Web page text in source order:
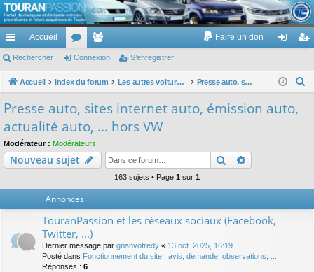
TouranPassion
Le forum des propriétaires ou futurs acquéreurs du Volkswagen Touran
cc
ès
de
Accueil
or
u
e
m
Faire un don
ne nr
Rechercher Connexion S’enregistrer
Accueil Index du forum Les autres voitures et ce qui touche à la voiture Presse auto, sites internet auto, émission auto, actualité auto, ... hors VW
h
Presse auto, sites internet auto, émission auto,
actualité auto, ... hors VW
Modérateur : Modérateurs
Nouveau sujet Rechercher
163 sujets • Page 1 sur 1
Annonces
TouranPassion et les réseaux sociaux (Facebook,
Twitter, ...)
Dernier message par gnanvofredy « 13 oct. 2025, 16:19
Posté dans Fonctionnement du site : avis, demande, observations, ...
Réponses : 6